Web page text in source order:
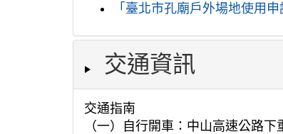
「臺北市孔廟戶外場地使用
交通資訊
交通指南
（一）自行開車：中山高速公路